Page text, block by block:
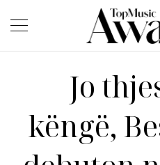
Jo
këngë,